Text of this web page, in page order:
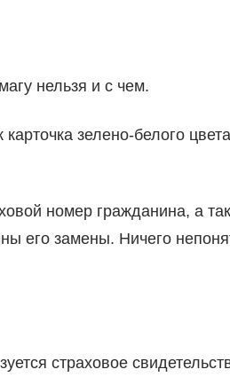
нельзя и с чем.
зелено-белого
номер гражданина, а
его замены. Ничего
страховое